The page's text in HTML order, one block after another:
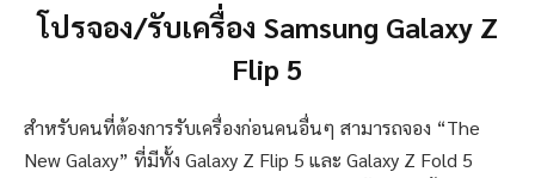
โปรจอง/รับเครื่อง Samsung Galaxy Z
Flip 5
สำหรับคนที่ต้องการรับเครื่องก่อนคนอื่นๆ สามารถจอง “The
New Galaxy” ที่มีทั้ง Galaxy Z Flip 5 และ Galaxy Z Fold 5